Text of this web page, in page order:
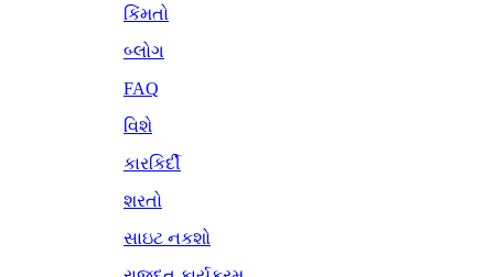
કિંમતો
બ્લોગ
FAQ
વિશે
કારકિર્દી
શરતો
સાઇટ નકશો